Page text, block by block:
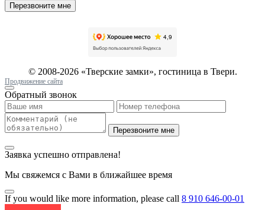
Перезвоните мне
© 2008-2026 «Тверские замки», гостиница в Твери.
Продвижение сайта
Обратный звонок
Заявка успешно отправлена!
Мы свяжемся с Вами в ближайшее время
If you would like more information, please call 8 910 646-00-01